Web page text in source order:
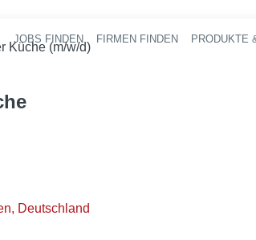
Haupt-
JOBS FINDEN FIRMEN FINDEN PRODUKTE
Küche (m/w/d)
Deutschland